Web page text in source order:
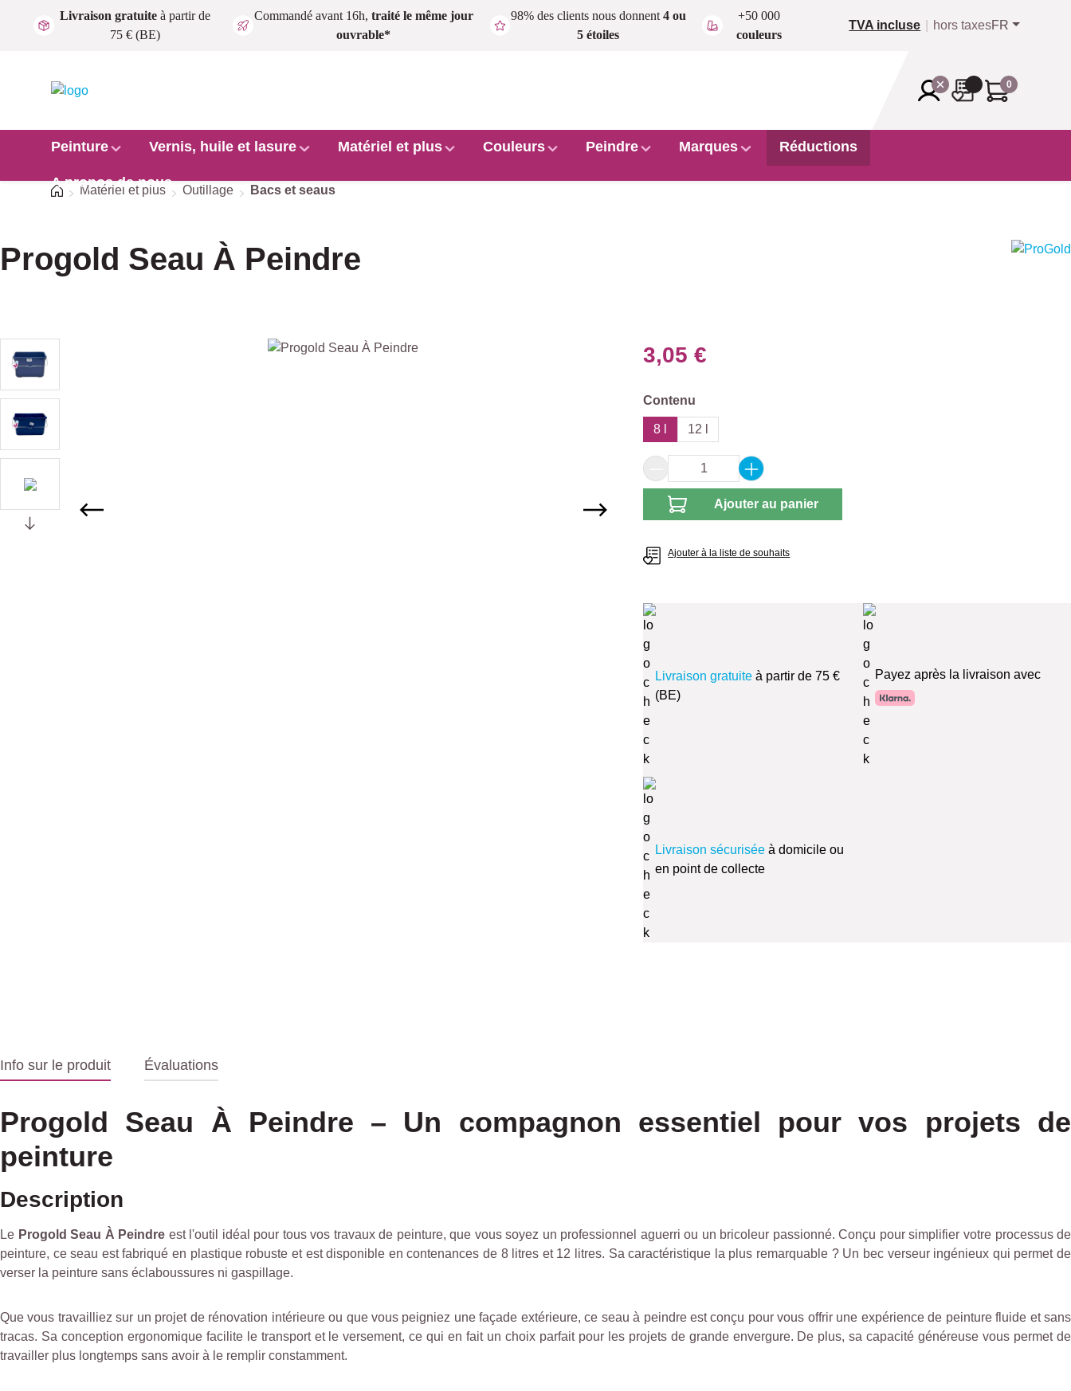
Passer au contenu principal
Livraison gratuite à partir de
75 € (BE)
Commandé avant 16h, traité le même jour
ouvrable*
98% des clients nous donnent 4 ou
5 étoiles
+50 000
couleurs
TVA incluse hors taxesFR
0
Peinture Vernis, huile et lasure Matériel et plus Couleurs Peindre Marques Réductions
A propos de nous
Accueil
Matériel et plus Outillage Bacs et seaus
Progold Seau À Peindre
3,05 €
Sélectionnez
Contenu
8 l 12 l
Quantité de produit : Entrez la quantité souhaitée
Ajouter au panier
Ajouter à la liste de souhaits
Livraison gratuite à partir de 75 €
(BE)
Payez après la livraison avec
Livraison sécurisée à domicile ou
en point de collecte
Info sur le produit Évaluations
Progold Seau À Peindre – Un compagnon essentiel pour vos projets de
peinture
Description
Le Progold Seau À Peindre est l'outil idéal pour tous vos travaux de peinture, que vous soyez un professionnel aguerri ou un bricoleur passionné. Conçu pour simplifier votre processus de
peinture, ce seau est fabriqué en plastique robuste et est disponible en contenances de 8 litres et 12 litres. Sa caractéristique la plus remarquable ? Un bec verseur ingénieux qui permet de
verser la peinture sans éclaboussures ni gaspillage.
Que vous travailliez sur un projet de rénovation intérieure ou que vous peigniez une façade extérieure, ce seau à peindre est conçu pour vous offrir une expérience de peinture fluide et sans
tracas. Sa conception ergonomique facilite le transport et le versement, ce qui en fait un choix parfait pour les projets de grande envergure. De plus, sa capacité généreuse vous permet de
travailler plus longtemps sans avoir à le remplir constamment.